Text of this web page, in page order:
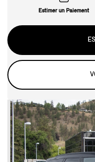
Estimer un Paiement